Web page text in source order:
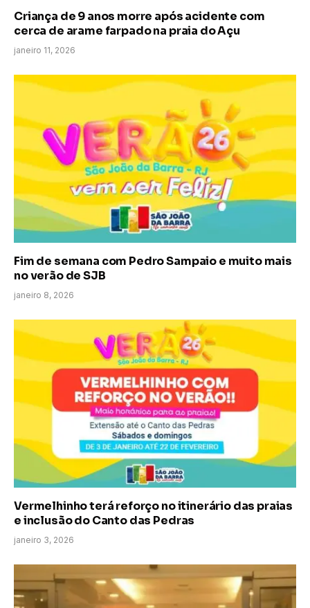
Criança de 9 anos morre após acidente com
cerca de arame farpado na praia do Açu
janeiro 11, 2026
Fim de semana com Pedro Sampaio e muito mais
no verão de SJB
janeiro 8, 2026
Vermelhinho terá reforço no itinerário das praias
e inclusão do Canto das Pedras
janeiro 3, 2026